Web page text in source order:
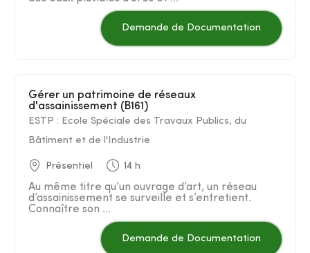
Demande de Documentation
Gérer un patrimoine de réseaux
d'assainissement (B161)
ESTP : Ecole Spéciale des Travaux Publics, du
Bâtiment et de l'Industrie
Présentiel 14 h
Au même titre qu’un ouvrage d’art, un réseau
d’assainissement se surveille et s’entretient.
Connaître son ...
Demande de Documentation